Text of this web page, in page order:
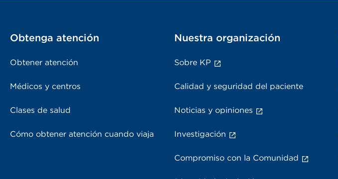
Obtenga atención
Obtener atención
Médicos y centros
Clases de salud
Cómo obtener atención cuando viaja
Nuestra organización
Sobre KP
Calidad y seguridad del paciente
Noticias y opiniones
Investigación
Compromiso con la Comunidad